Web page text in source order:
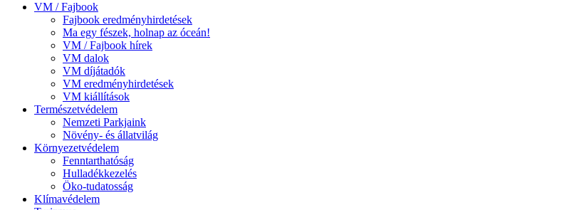
VM / Fajbook
Fajbook eredményhirdetések
Ma egy fészek, holnap az óceán!
VM / Fajbook hírek
VM dalok
VM díjátadók
VM eredményhirdetések
VM kiállítások
Természetvédelem
Nemzeti Parkjaink
Növény- és állatvilág
Környezetvédelem
Fenntarthatóság
Hulladékkezelés
Öko-tudatosság
Klímavédelem